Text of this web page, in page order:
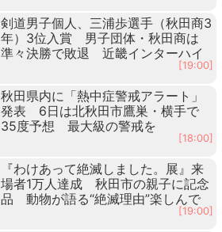
剣道男子個人、三浦歩選手（秋田商3
年）3位入賞 男子団体・秋田商は
準々決勝で敗退 近畿インターハイ
[19:00]
秋田県内に「熱中症警戒アラート」
発表 6日は北秋田市鷹巣・横手で
35度予想 最大級の警戒を
[18:00]
『わけあって絶滅しました。展』来
場者1万人達成 秋田市の親子に記念
品 動物が語る“絶滅理由”楽しんで
[19:00]